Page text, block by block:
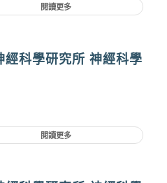
閱讀更多
科學研究所 神經科學
閱讀更多